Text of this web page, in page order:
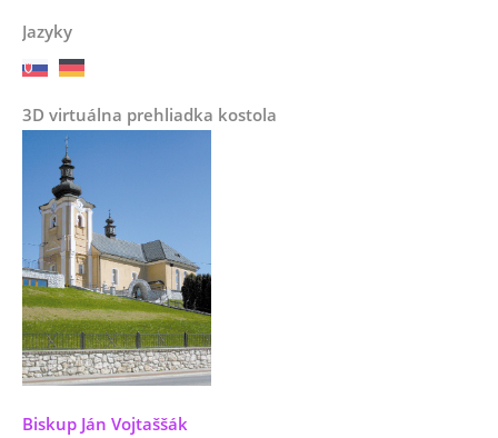
Jazyky
3D virtuálna prehliadka kostola
Biskup Ján Vojtaššák